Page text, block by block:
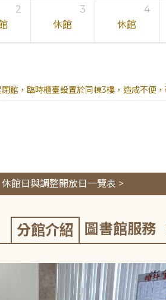
2
3
休館
4
休館
館，臨時櫃臺設置於同棟3樓，造成不便，
休館日與調整開放日一覽表 >
分館介紹 圖書館服務